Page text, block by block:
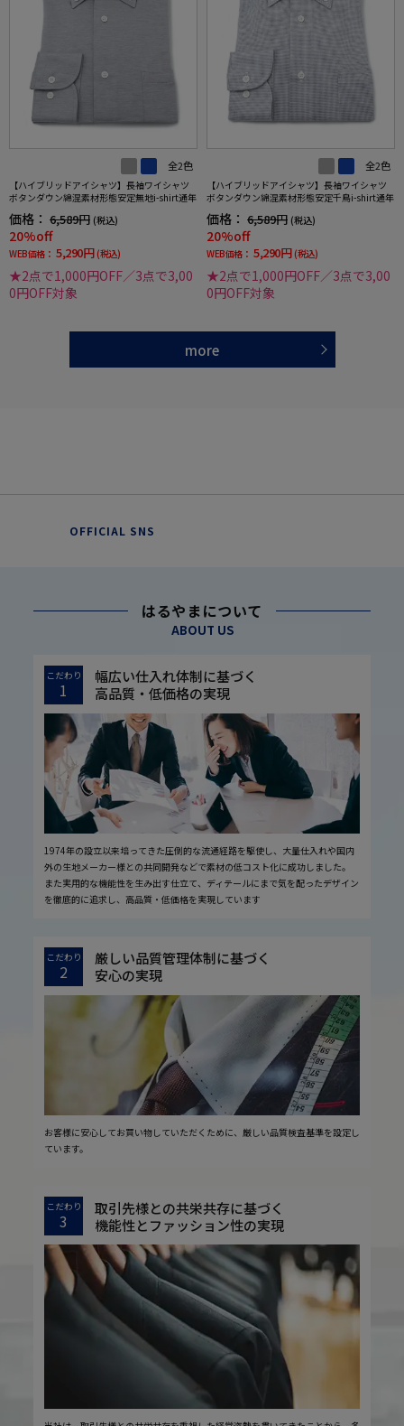
全2色
【ハイブリッドアイシャツ】長袖ワイシャツ
ボタンダウン綿混素材形態安定無地i-shirt通年
価格： 6,589円 (税込)
20%off
WEB価格： 5,290円 (税込)
★2点で1,000円OFF／3点で3,00
0円OFF対象
全2色
【ハイブリッドアイシャツ】長袖ワイシャツ
ボタンダウン綿混素材形態安定千鳥i-shirt通年
価格： 6,589円 (税込)
20%off
WEB価格： 5,290円 (税込)
★2点で1,000円OFF／3点で3,00
0円OFF対象
more
OFFICIAL SNS
はるやまについて
ABOUT US
こだわり
1
幅広い仕入れ体制に基づく
高品質・低価格の実現
1974年の設立以来培ってきた圧倒的な流通経路を駆使し、大量仕入れや国内
外の生地メーカー様との共同開発などで素材の低コスト化に成功しました。
また実用的な機能性を生み出す仕立て、ディテールにまで気を配ったデザイン
を徹底的に追求し、高品質・低価格を実現しています
こだわり
2
厳しい品質管理体制に基づく
安心の実現
お客様に安心してお買い物していただくために、厳しい品質検査基準を設定し
ています。
こだわり
3
取引先様との共栄共存に基づく
機能性とファッション性の実現